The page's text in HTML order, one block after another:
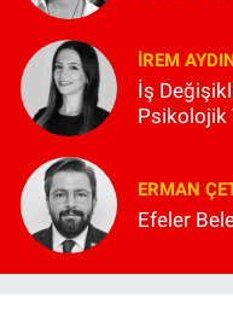
İREM
İş
Psikolojik
ERMAN
Efeler